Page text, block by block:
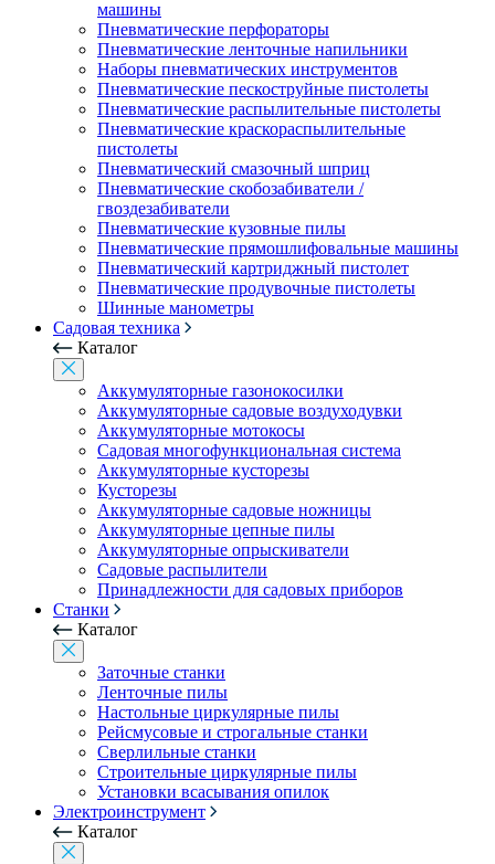
машины
Пневматические перфораторы
Пневматические ленточные напильники
Наборы пневматических инструментов
Пневматические пескоструйные пистолеты
Пневматические распылительные пистолеты
Пневматические краскораспылительные
пистолеты
Пневматический смазочный шприц
Пневматические скобозабиватели /
гвоздезабиватели
Пневматические кузовные пилы
Пневматические прямошлифовальные машины
Пневматический картриджный пистолет
Пневматические продувочные пистолеты
Шинные манометры
Садовая техника
Каталог
Аккумуляторные газонокосилки
Аккумуляторные садовые воздуходувки
Аккумуляторные мотокосы
Садовая многофункциональная система
Аккумуляторные кусторезы
Кусторезы
Аккумуляторные садовые ножницы
Аккумуляторные цепные пилы
Аккумуляторные опрыскиватели
Садовые распылители
Принадлежности для садовых приборов
Станки
Каталог
Заточные станки
Ленточные пилы
Настольные циркулярные пилы
Рейсмусовые и строгальные станки
Сверлильные станки
Строительные циркулярные пилы
Установки всасывания опилок
Электроинструмент
Каталог